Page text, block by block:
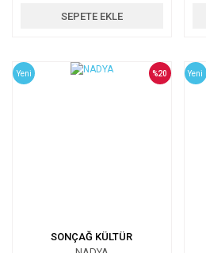
SEPETE EKLE
Yeni
SONÇAĞ KÜLTÜR
%20 Yeni